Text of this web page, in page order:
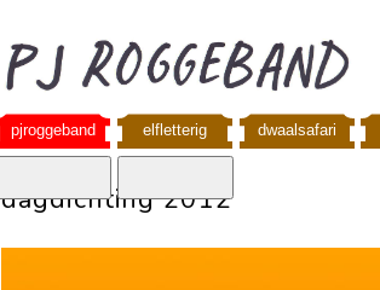
pjroggeband elfletterig dwaalsafari
dagdichting 2012